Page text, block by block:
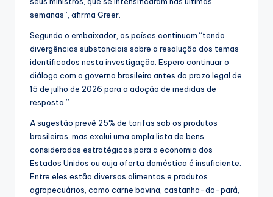
semanas”, afirma Greer.
Segundo o embaixador, os países continuam “tendo
divergências substanciais sobre a resolução dos temas
identificados nesta investigação. Espero continuar o
diálogo com o governo brasileiro antes do prazo legal de
15 de julho de 2026 para a adoção de medidas de
resposta.”
A sugestão prevê 25% de tarifas sob os produtos
brasileiros, mas exclui uma ampla lista de bens
considerados estratégicos para a economia dos
Estados Unidos ou cuja oferta doméstica é insuficiente.
Entre eles estão diversos alimentos e produtos
agropecuários, como carne bovina, castanha-do-pará,